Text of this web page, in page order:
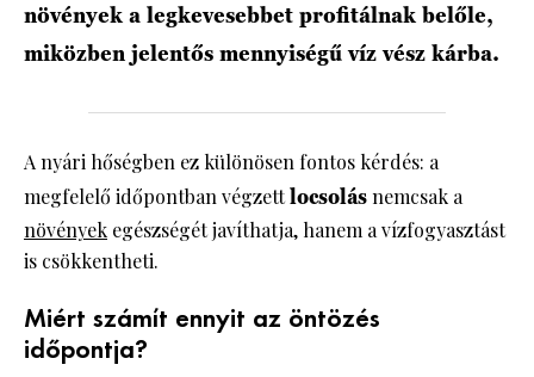
növények a legkevesebbet profitálnak belőle,
miközben jelentős mennyiségű víz vész kárba.
A nyári hőségben ez különösen fontos kérdés: a
megfelelő időpontban végzettlocsolásnemcsak a
növények egészségét javíthatja, hanem a vízfogyasztást
is csökkentheti.
Miért számít ennyit az öntözés
időpontja?